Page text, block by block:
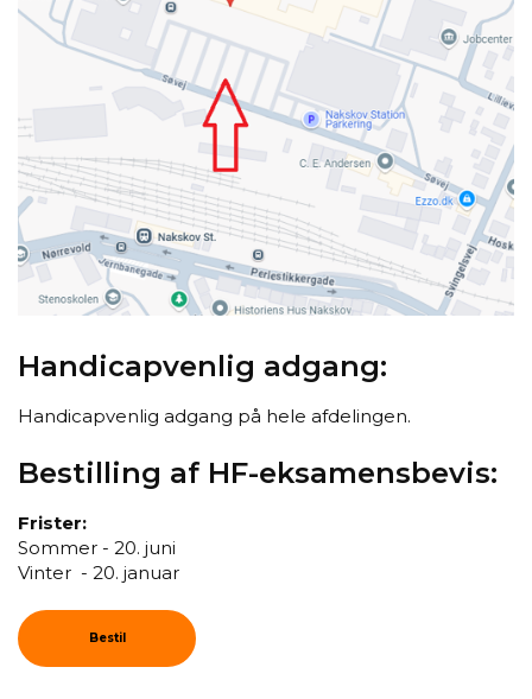
Handicapvenlig adgang:
Handicapvenlig adgang på hele afdelingen.
Bestilling af HF-eksamensbevis:
Frister:
Sommer - 20. juni
Vinter - 20. januar
Bestil